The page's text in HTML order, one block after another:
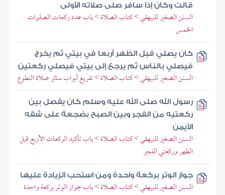
قالت وكان إذا سافر صلى صلاته الأولى
السنن الصغير للبيهقي > كتاب الصلاة > باب عدد ركعات الصلوات
الخمس
كان يصلي قبل الظهر أربعا في بيتي ثم يخرج
فيصلي بالناس ثم يرجع إلى بيتي فيصلي ركعتين
السنن الصغير للبيهقي > كتاب الصلاة > تفريع أبواب سائر صلاة التطوع
رسول الله صلى الله عليه وسلم كان يفصل بين
ركعتيه من الفجر وبين الصبح بضجعة على شقه
الأيمن
السنن الصغير للبيهقي > كتاب الصلاة > باب تأكيد الركعات الأربع قبل
الظهر وركعتي الفجر
جواز الوتر بركعة واحدة ومن استحب الزيادة عليها
السنن الصغير للبيهقي > كتاب الصلاة > باب جواز الوتر بركعة واحدة